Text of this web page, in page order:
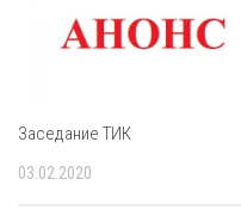
Заседание ТИК
03.02.2020